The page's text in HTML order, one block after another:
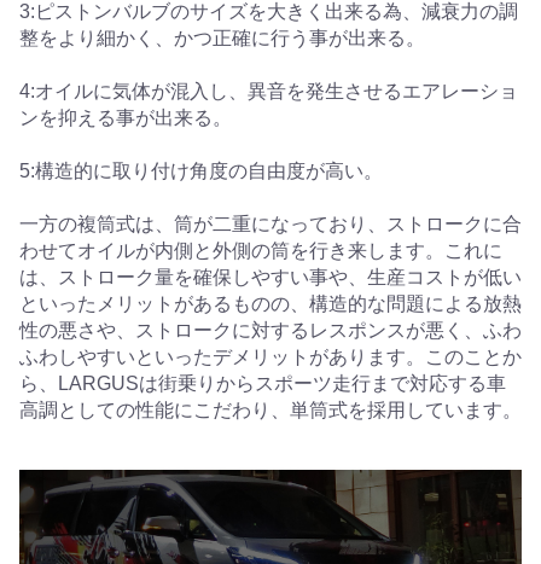
3:ピストンバルブのサイズを大きく出来る為、減衰力の調
整をより細かく、かつ正確に行う事が出来る。
4:オイルに気体が混入し、異音を発生させるエアレーショ
ンを抑える事が出来る。
5:構造的に取り付け角度の自由度が高い。
一方の複筒式は、筒が二重になっており、ストロークに合
わせてオイルが内側と外側の筒を行き来します。これに
は、ストローク量を確保しやすい事や、生産コストが低い
といったメリットがあるものの、構造的な問題による放熱
性の悪さや、ストロークに対するレスポンスが悪く、ふわ
ふわしやすいといったデメリットがあります。このことか
ら、LARGUSは街乗りからスポーツ走行まで対応する車
高調としての性能にこだわり、単筒式を採用しています。